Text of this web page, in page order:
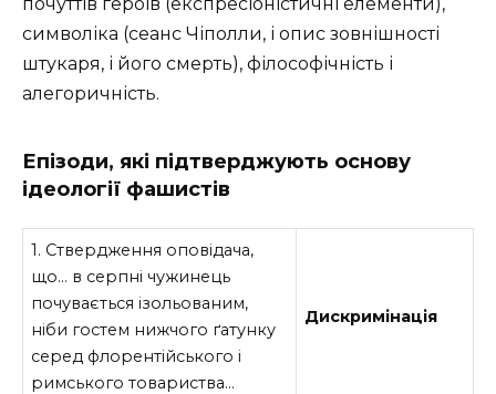
символіка (сеанс Чіполли, і опис зовнішності
штукаря, і його смерть), філософічність і
алегоричність.
Епізоди, які підтверджують основу
ідеології фашистів
1. Ствердження оповідача,
що… в серпні чужинець
почувається ізольованим,
ніби гостем нижчого ґатунку
серед флорентійського і
римського товариства…
Дискримінація